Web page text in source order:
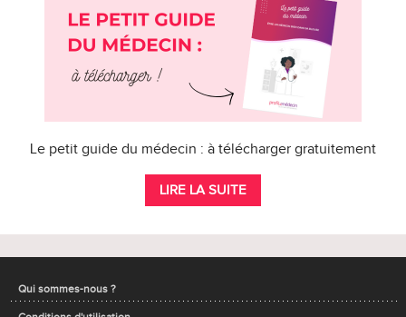
Le petit guide du médecin : à télécharger gratuitement
LIRE LA SUITE
Qui sommes-nous ?